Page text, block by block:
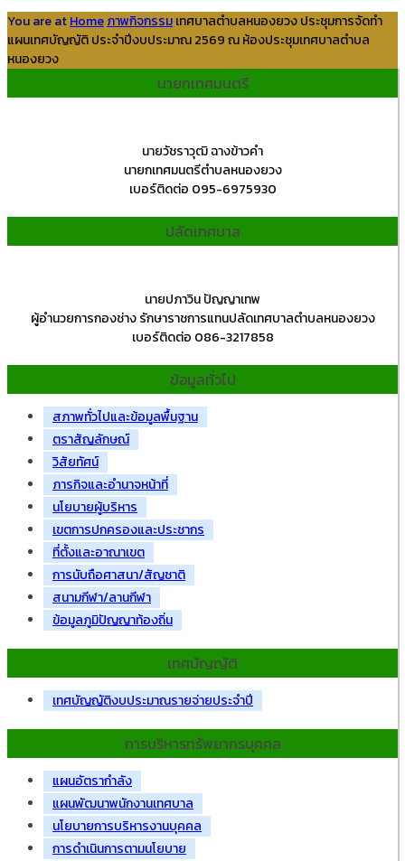
You are atHomeภาพกิจกรรมเทศบาลตำบลหนองยวง ประชุมการจัดทำ
แผนเทศบัญญัติ ประจำปีงบประมาณ 2569 ณ ห้องประชุมเทศบาลตำบล
หนองยวง
นายกเทศมนตรี
นายวัชราวุฒิ ฉางข้าวคำ
นายกเทศมนตรีตำบลหนองยวง
เบอร์ติดต่อ 095-6975930
ปลัดเทศบาล
นายปภาวิน ปัญญาเทพ
ผู้อำนวยการกองช่าง รักษาราชการแทนปลัดเทศบาลตำบลหนองยวง
เบอร์ติดต่อ 086-3217858
ข้อมูลทั่วไป
สภาพทั่วไปและข้อมูลพื้นฐาน
ตราสัญลักษณ์
วิสัยทัศน์
ภารกิจและอำนาจหน้าที่
นโยบายผู้บริหาร
เขตการปกครองและประชากร
ที่ตั้งและอาณาเขต
การนับถือศาสนา/สัญชาติ
สนามกีฬา/ลานกีฬา
ข้อมูลภูมิปัญญาท้องถิ่น
เทศบัญญัติ
เทศบัญญัติงบประมาณรายจ่ายประจำปี
การบริหารทรัพยากรบุคคล
แผนอัตรากำลัง
แผนพัฒนาพนักงานเทศบาล
นโยบายการบริหารงานบุคคล
การดำเนินการตามนโยบาย